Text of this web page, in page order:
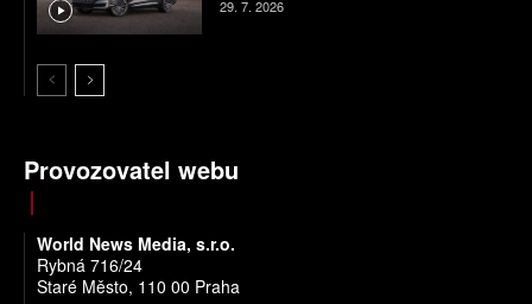
29. 7. 2026
Provozovatel webu
World News Media, s.r.o.
Rybná 716/24
Staré Město, 110 00 Praha